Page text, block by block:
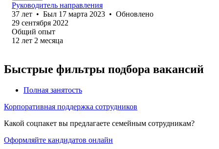
Руководитель направления
37 лет • Был 17 марта 2023 • Обновлено
29 сентября 2022
Общий опыт
12 лет 2 месяца
Быстрые фильтры подбора вакансий
Полная занятость
Корпоративная поддержка сотрудников
Какой соцпакет вы предлагаете семейным сотрудникам?
Оформляйте кандидатов онлайн